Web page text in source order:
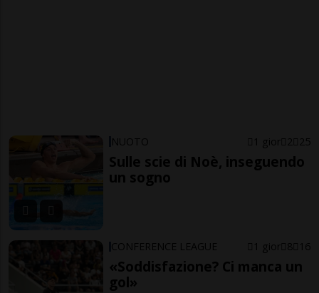
NUOTO 1 gior 2 25
Sulle scie di Noè, inseguendo
un sogno
CONFERENCE LEAGUE 1 gior 8 16
«Soddisfazione? Ci manca un
gol»